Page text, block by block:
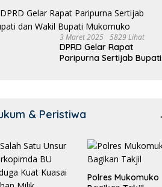
Ditingkatkan!
3 Maret 2025 5829 Lihat
DPRD Gelar Rapat
Paripurna Sertijab Bupati
& Peristiwa
Polres Mukomuko